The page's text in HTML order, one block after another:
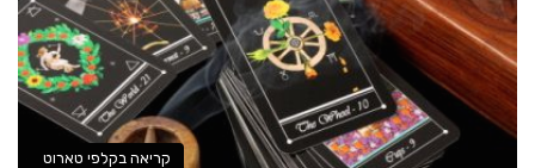
קריאה בקלפי טארוט